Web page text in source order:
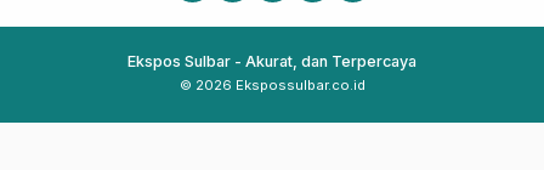
Ekspos Sulbar - Akurat, dan Terpercaya
© 2026 Ekspossulbar.co.id